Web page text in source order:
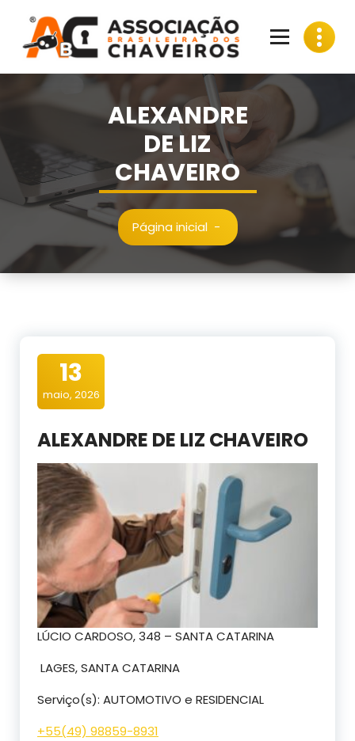
conteúdo
ALEXANDRE
DE LIZ
CHAVEIRO
Página inicial-
13
maio, 2026
ALEXANDRE DE LIZ CHAVEIRO
LÚCIO CARDOSO, 348 – SANTA CATARINA
LAGES, SANTA CATARINA
Serviço(s): AUTOMOTIVO e RESIDENCIAL
+55(49) 98859-8931